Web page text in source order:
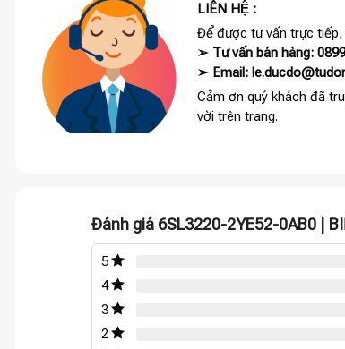
LIÊN HỆ :
Để được tư vấn trực
➢ Tư vấn bán hàng:
➢ Email:
Cảm ơn quý khách đã
vời trên trang.
Đánh giá 6SL3220-2YE52-0AB0 |
5
4
3
2